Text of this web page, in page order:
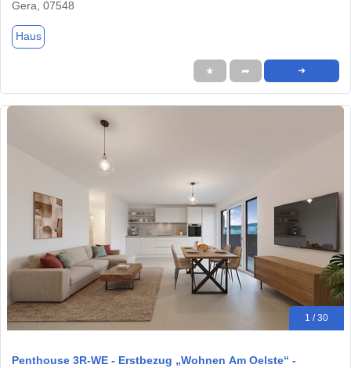
Gera, 07548
Haus
★ ➦ ➜
1 / 30
Penthouse 3R-WE - Erstbezug „Wohnen Am Oelste“ -